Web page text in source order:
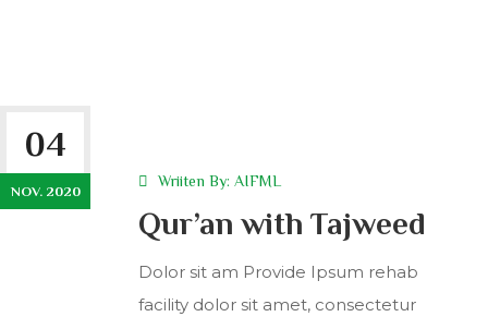
04
NOV. 2020
Wriiten By: AIFML
Qur’an with Tajweed
Dolor sit am Provide Ipsum rehab
facility dolor sit amet, consectetur